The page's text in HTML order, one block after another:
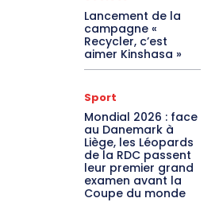
Lancement de la
campagne «
Recycler, c’est
aimer Kinshasa »
Sport
Mondial 2026 : face
au Danemark à
Liège, les Léopards
de la RDC passent
leur premier grand
examen avant la
Coupe du monde